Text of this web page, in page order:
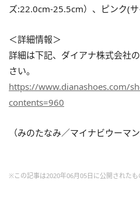
ズ:22.0cm-25.5cm）、ピンク(
＜詳細情報＞
詳細は下記、ダイアナ株式会社
さい。
https://www.dianashoes.com/
contents=960
（みのたなみ／マイナビウーマン
※この記事は2020年06月05日に公開されたも